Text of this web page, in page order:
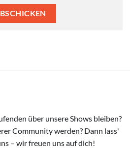
über unsere Shows bleiben?
Community werden? Dann lass'
– wir freuen uns auf dich!